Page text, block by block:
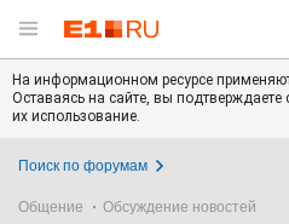
На информационном ресурсе
Оставаясь на сайте, вы подтверждаете
их использование.
Поиск по форумам
Общение Обсуждение новостей